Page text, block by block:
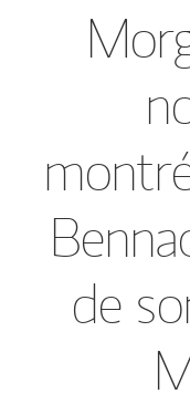
de